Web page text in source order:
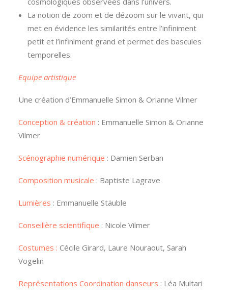
La notion de zoom et de dézoom sur le vivant, qui
met en évidence les similarités entre l’infiniment
petit et l’infiniment grand et permet des bascules
temporelles.
Equipe artistique
Une création d’Emmanuelle Simon & Orianne Vilmer
Conception & création : Emmanuelle Simon & Orianne
Vilmer
Scénographie numérique : Damien Serban
Composition musicale : Baptiste Lagrave
Lumières : Emmanuelle Stäuble
Conseillère scientifique : Nicole Vilmer
Costumes : Cécile Girard, Laure Nouraout, Sarah
Vogelin
Représentations Coordination danseurs : Léa Multari